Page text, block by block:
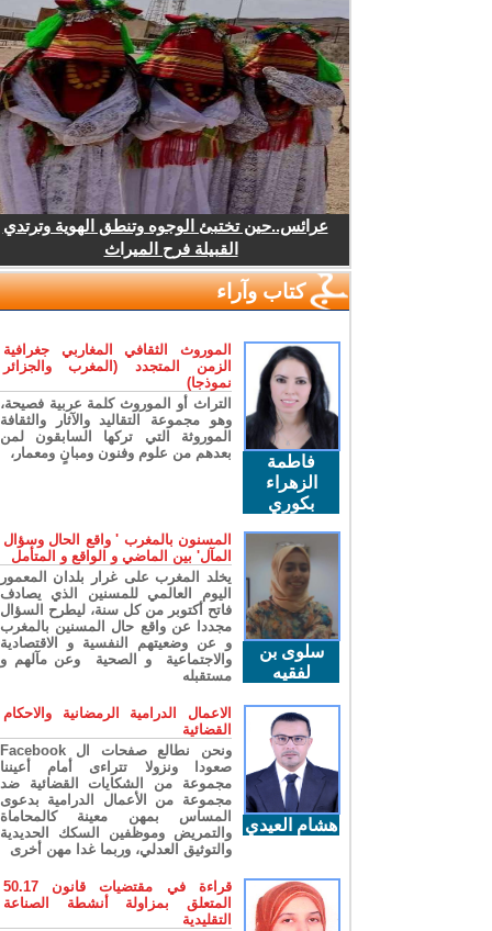
عرائس..حين تختبئ الوجوه وتنطق الهوية وترتدي
القبيلة فرح الميراث
كتاب وآراء
فاطمة
الزهراء
بكوري
الموروث الثقافي المغاربي جغرافية
الزمن المتجدد (المغرب والجزائر
نموذجا)
التراث أو الموروث كلمة عربية فصيحة،
وهو مجموعة التقاليد والآثار والثقافة
الموروثة التي تركها السابقون لمن
بعدهم من علوم وفنون ومبانٍ ومعمار،
سلوى بن
لفقيه
المسنون بالمغرب ' واقع الحال وسؤال
المآل' بين الماضي و الواقع و المتأمل
يخلد المغرب على غرار بلدان المعمور
اليوم العالمي للمسنين الذي يصادف
فاتح أكتوبر من كل سنة، ليطرح السؤال
مجددا عن واقع حال المسنين بالمغرب
و عن وضعيتهم النفسية و الاقتصادية
والاجتماعية و الصحية وعن مآلهم و
مستقبله
هشام العيدي
الاعمال الدرامية الرمضانية والاحكام
القضائية
ونحن نطالع صفحات ال Facebook
صعودا ونزولا تتراءى أمام أعيننا
مجموعة من الشكايات القضائية ضد
مجموعة من الأعمال الدرامية بدعوى
المساس بمهن معينة كالمحاماة
والتمريض وموظفين السكك الحديدية
والتوثيق العدلي، وربما غدا مهن أخرى
قراءة في مقتضيات قانون 50.17
المتعلق بمزاولة أنشطة الصناعة
التقليدية